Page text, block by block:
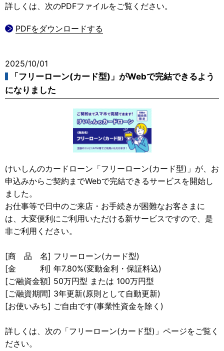
詳しくは、次のPDFファイルをご覧ください。
PDFをダウンロードする
2025/10/01
「フリーローン(カード型)」がWebで完結できるよう
になりました
けいしんのカードローン「フリーローン(カード型)」が、お
申込みからご契約までWebで完結できるサービスを開始し
ました。
お仕事等で日中のご来店・お手続きが困難なお客さまに
は、大変便利にご利用いただける新サービスですので、是
非ご利用ください。
[商 品 名] フリーローン(カード型)
[金 利] 年7.80%(変動金利・保証料込)
[ご融資金額] 50万円型 または 100万円型
[ご融資期間] 3年更新(原則として自動更新)
[お使いみち] ご自由です(事業性資金を除く)
詳しくは、次の「フリーローン(カード型)」ページをご覧く
ださい。